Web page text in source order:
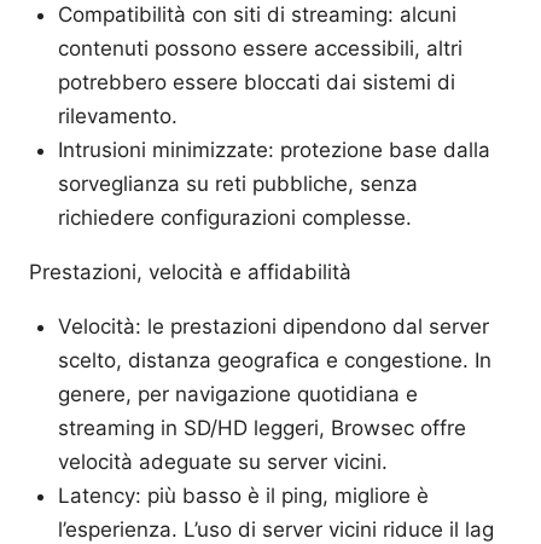
Compatibilità con siti di streaming: alcuni
contenuti possono essere accessibili, altri
potrebbero essere bloccati dai sistemi di
rilevamento.
Intrusioni minimizzate: protezione base dalla
sorveglianza su reti pubbliche, senza
richiedere configurazioni complesse.
Prestazioni, velocità e affidabilità
Velocità: le prestazioni dipendono dal server
scelto, distanza geografica e congestione. In
genere, per navigazione quotidiana e
streaming in SD/HD leggeri, Browsec offre
velocità adeguate su server vicini.
Latency: più basso è il ping, migliore è
l’esperienza. L’uso di server vicini riduce il lag